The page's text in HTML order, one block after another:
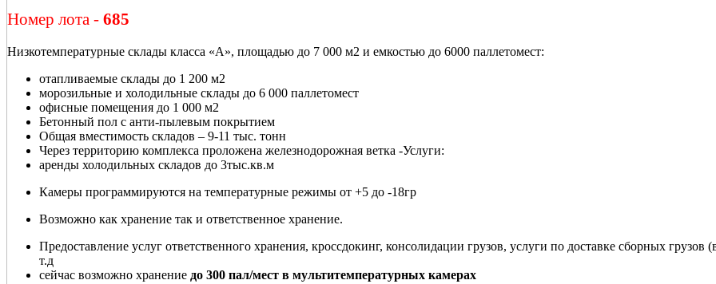
Номер лота - 685
Низкотемпературные склады класса «А», площадью до 7 000 м2 и емкостью до 6000 паллетомест:
отапливаемые склады до 1 200 м2
морозильные и холодильные склады до 6 000 паллетомест
офисные помещения до 1 000 м2
Бетонный пол с анти-пылевым покрытием
Общая вместимость складов – 9-11 тыс. тонн
Через территорию комплекса проложена железнодорожная ветка -Услуги:
аренды холодильных складов до 3тыс.кв.м
Камеры программируются на температурные режимы от +5 до -18гр
Возможно как хранение так и ответственное хранение.
Предоставление услуг ответственного хранения, кроссдокинг, консолидации грузов, услуги по доставке сборных
т.д
сейчас возможно хранение до 300 пал/мест в мультитемпературных камерах